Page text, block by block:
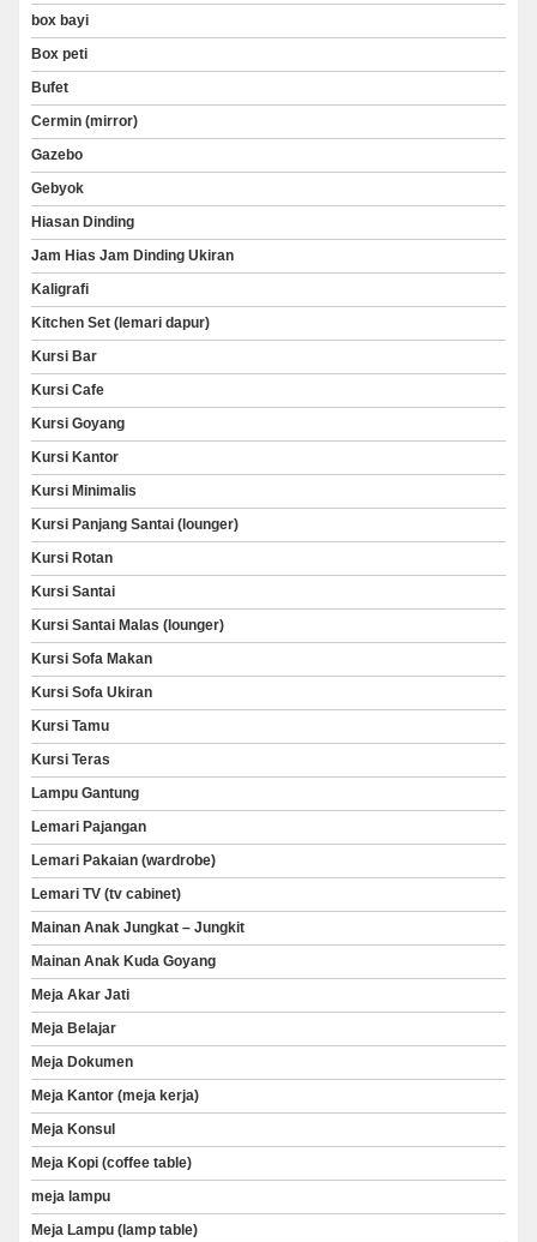
box bayi
Box peti
Bufet
Cermin (mirror)
Gazebo
Gebyok
Hiasan Dinding
Jam Hias Jam Dinding Ukiran
Kaligrafi
Kitchen Set (lemari dapur)
Kursi Bar
Kursi Cafe
Kursi Goyang
Kursi Kantor
Kursi Minimalis
Kursi Panjang Santai (lounger)
Kursi Rotan
Kursi Santai
Kursi Santai Malas (lounger)
Kursi Sofa Makan
Kursi Sofa Ukiran
Kursi Tamu
Kursi Teras
Lampu Gantung
Lemari Pajangan
Lemari Pakaian (wardrobe)
Lemari TV (tv cabinet)
Mainan Anak Jungkat – Jungkit
Mainan Anak Kuda Goyang
Meja Akar Jati
Meja Belajar
Meja Dokumen
Meja Kantor (meja kerja)
Meja Konsul
Meja Kopi (coffee table)
meja lampu
Meja Lampu (lamp table)